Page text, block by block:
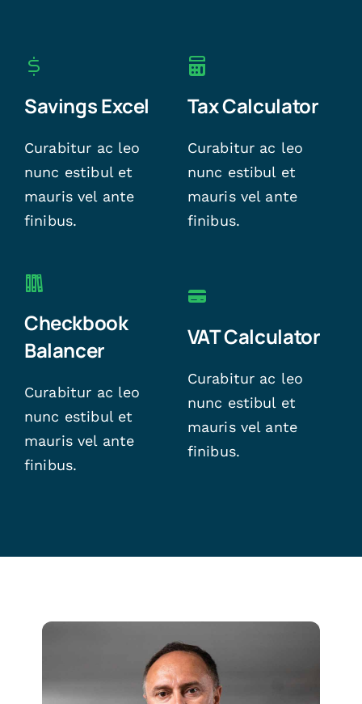
Savings Excel
Curabitur ac leo
nunc estibul et
mauris vel ante
finibus.
Tax Calculator
Curabitur ac leo
nunc estibul et
mauris vel ante
finibus.
Checkbook
Balancer
Curabitur ac leo
nunc estibul et
mauris vel ante
finibus.
VAT Calculator
Curabitur ac leo
nunc estibul et
mauris vel ante
finibus.